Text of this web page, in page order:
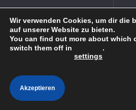
KONTAKT
Wir verwenden Cookies, um dir die
auf unserer Website zu bieten.
You can find out more about which
switch them off in
settings
.
Akzeptieren